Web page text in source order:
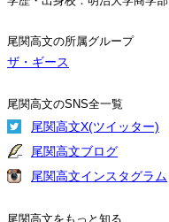
尾関高文の所属グループ
ザ・ギース
尾関高文のSNS全一覧
尾関高文X(ツイッター)
尾関高文ブログ
尾関高文インスタグラム
尾関高文をもっと知る